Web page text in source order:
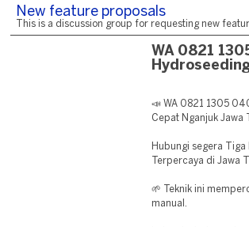
New feature proposals
This is a discussion group for requesting new
WA 0821
📣 WA 0821 1305
Cepat Nganjuk
Hubungi segera Tiga
Terpercaya di Jawa
🌱 Teknik ini
manual.